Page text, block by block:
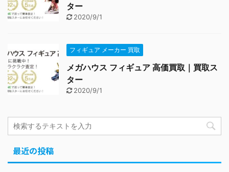
ター
2020/9/1
フィギュア メーカー 買取
メガハウス フィギュア 高価買取｜買取ス
ター
2020/9/1
最近の投稿